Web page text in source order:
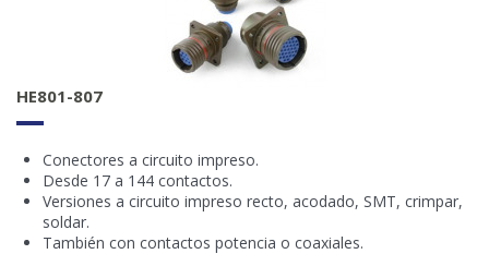
HE801-807
Conectores a circuito impreso.
Desde 17 a 144 contactos.
Versiones a circuito impreso recto, acodado, SMT, crimpar,
soldar.
También con contactos potencia o coaxiales.